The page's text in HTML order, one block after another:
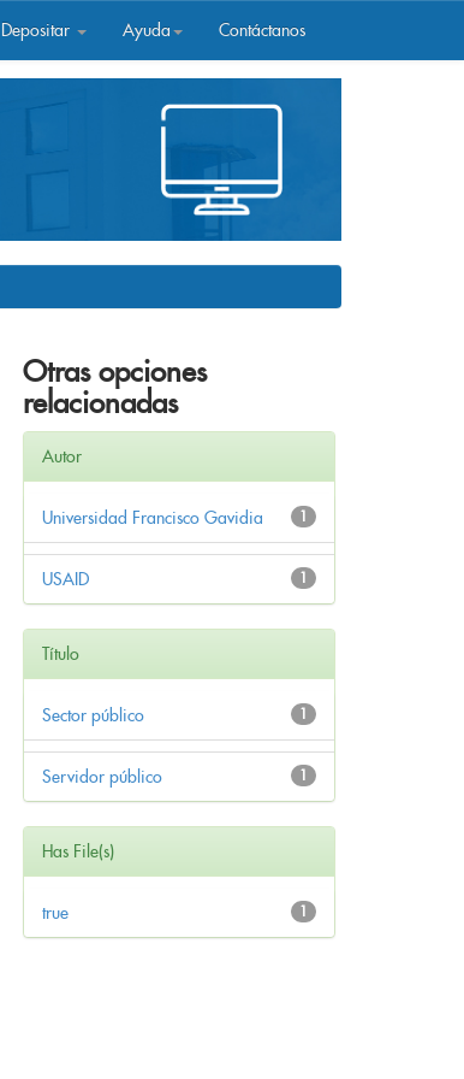
Depositar Ayuda Contáctanos
Otras opciones
relacionadas
Autor
1
Universidad Francisco Gavidia
1
USAID
Título
1
Sector público
1
Servidor público
Has File(s)
1
true